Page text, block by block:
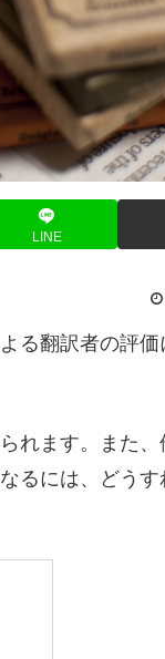
LINE
る翻訳者の評
れます。また、
るには、どうす